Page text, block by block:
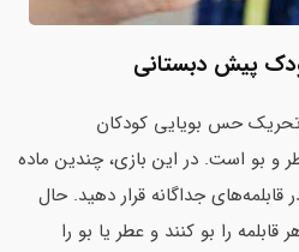
پیش‌ دبستانی
تحریک حس بویایی کودکان
و بو است. در این بازی، چندین ماده
قابلمه‌های جداگانه قرار ‌دهید. حال
را بو کنند و عطر یا بو را